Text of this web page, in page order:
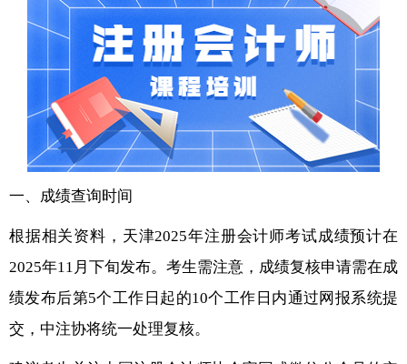
一、成绩查询时间
根据相关资料，天津2025年注册会计师考试成绩预计在
2025年11月下旬发布。考生需注意，成绩复核申请需在成
绩发布后第5个工作日起的10个工作日内通过网报系统提
交，中注协将统一处理复核。